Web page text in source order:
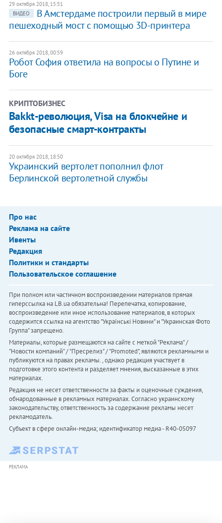
29 октября 2018, 15:51
ВИДЕО
В Амстердаме построили первый в мире
пешеходный мост с помощью 3D-принтера
26 октября 2018, 00:59
Робот София ответила на вопросы о Путине и
Боге
КРИПТОБИЗНЕС
Bakkt-революция, Visa на блокчейне и
безопасные смарт-контракты
20 октября 2018, 18:50
Украинский вертолет пополнил флот
Берлинской вертолетной службы
Про нас
Реклама на сайте
Ивенты
Редакция
Политики и стандарты
Пользовательское соглашение
При полном или частичном воспроизведении материалов прямая
гиперссылка на LB.ua обязательна! Перепечатка, копирование,
воспроизведение или иное использование материалов, в которых
содержится ссылка на агентство "Українськi Новини" и "Украинская Фото
Группа" запрещено.
Материалы, которые размещаются на сайте с меткой "Реклама" /
"Новости компаний" / "Пресрелиз" / "Promoted", являются рекламными и
публикуются на правах рекламы. , однако редакция участвует в
подготовке этого контента и разделяет мнения, высказанные в этих
материалах.
Редакция не несет ответственности за факты и оценочные суждения,
обнародованные в рекламных материалах. Согласно украинскому
законодательству, ответственность за содержание рекламы несет
рекламодатель.
Субъект в сфере онлайн-медиа; идентификатор медиа - R40-05097
РЕКЛАМА